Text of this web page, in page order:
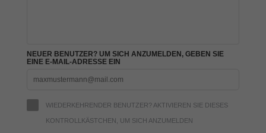
NEUER BENUTZER? UM SICH ANZUMELDEN, GEBEN SIE
EINE E-MAIL-ADRESSE EIN
WIEDERKEHRENDER BENUTZER? AKTIVIEREN SIE DIESES
KONTROLLKÄSTCHEN, UM SICH ANZUMELDEN